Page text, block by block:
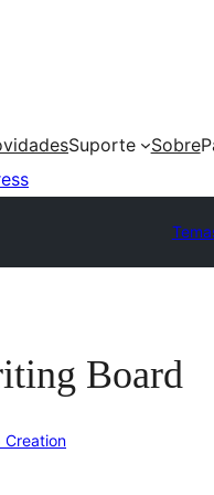
Suporte Sobre
Board
Creation